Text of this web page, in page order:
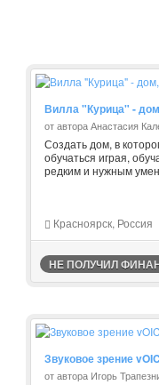
Вилла "Курица" -
от автора Анастасия
Создать дом, в
обучаться играя,
редким и нужным
Красноярск, Россия
НЕ ПОЛУЧИЛ
Звуковое зрение
от автора Игорь